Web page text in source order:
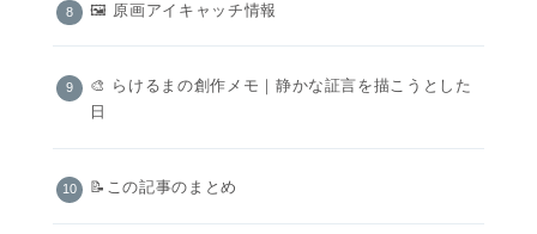
🖼 原画アイキャッチ情報
🎨 らけるまの創作メモ｜静かな証言を描こうとした
日
📝この記事のまとめ